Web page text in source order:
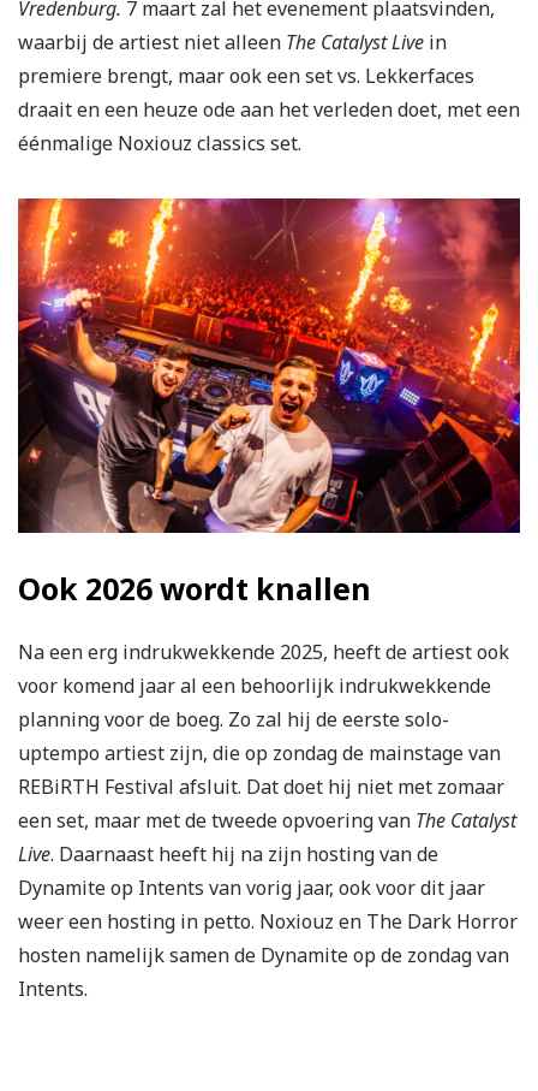
Vredenburg. 7 maart zal het evenement plaatsvinden,
waarbij de artiest niet alleen The Catalyst Live in
premiere brengt, maar ook een set vs. Lekkerfaces
draait en een heuze ode aan het verleden doet, met een
éénmalige Noxiouz classics set.
Ook 2026 wordt knallen
Na een erg indrukwekkende 2025, heeft de artiest ook
voor komend jaar al een behoorlijk indrukwekkende
planning voor de boeg. Zo zal hij de eerste solo-
uptempo artiest zijn, die op zondag de mainstage van
REBiRTH Festival afsluit. Dat doet hij niet met zomaar
een set, maar met de tweede opvoering van The Catalyst
Live. Daarnaast heeft hij na zijn hosting van de
Dynamite op Intents van vorig jaar, ook voor dit jaar
weer een hosting in petto. Noxiouz en The Dark Horror
hosten namelijk samen de Dynamite op de zondag van
Intents.